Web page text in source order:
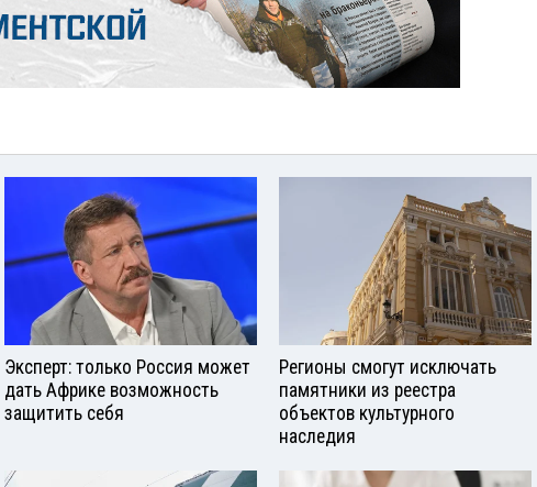
Эксперт: только Россия может
дать Африке возможность
защитить себя
Регионы смогут исключать
памятники из реестра
объектов культурного
наследия